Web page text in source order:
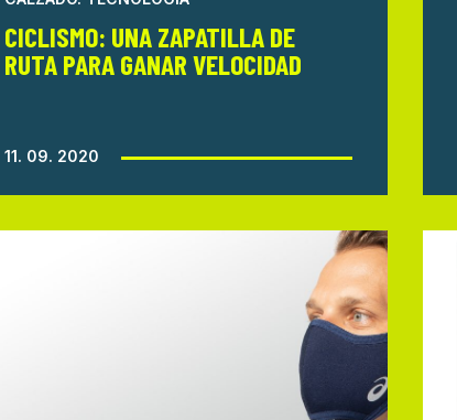
CICLISMO: UNA ZAPATILLA DE
RUTA PARA GANAR VELOCIDAD
11. 09. 2020